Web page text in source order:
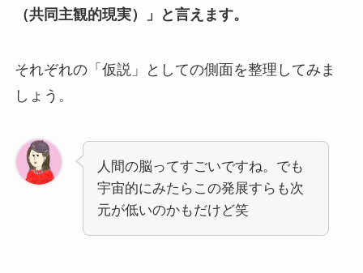
（共同主観的現実）」と言えます。
それぞれの「仮説」としての側面を整理してみま
しょう。
人間の脳ってすごいですね。でも
宇宙的にみたらこの発展すらも次
元が低いのかもだけど笑